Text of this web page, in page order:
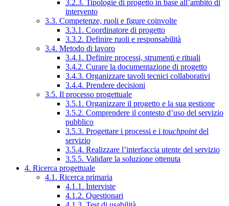
3.2.3. Tipologie di progetto in base all’ambito di
intervento
3.3. Competenze, ruoli e figure coinvolte
3.3.1. Coordinatore di progetto
3.3.2. Definire ruoli e responsabilità
3.4. Metodo di lavoro
3.4.1. Definire processi, strumenti e rituali
3.4.2. Curare la documentazione di progetto
3.4.3. Organizzare tavoli tecnici collaborativi
3.4.4. Prendere decisioni
3.5. Il processo progettuale
3.5.1. Organizzare il progetto e la sua gestione
3.5.2. Comprendere il contesto d’uso del servizio
pubblico
3.5.3. Progettare i processi e i touchpointdel
servizio
3.5.4. Realizzare l’interfaccia utente del servizio
3.5.5. Validare la soluzione ottenuta
4. Ricerca progettuale
4.1. Ricerca primaria
4.1.1. Interviste
4.1.2. Questionari